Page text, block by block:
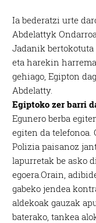
Ia bederatzi urte
Abdelattyk
Jadanik
eta harekin
gehiago, Egipton
Abdelatty.
Egiptoko zer barri
Egunero berba
egiten da telefonoa.
Polizia paisanoz
lapurretak be asko
egoera.Orain,
gabeko jendea
aldekoak gauzak
baterako, tankea